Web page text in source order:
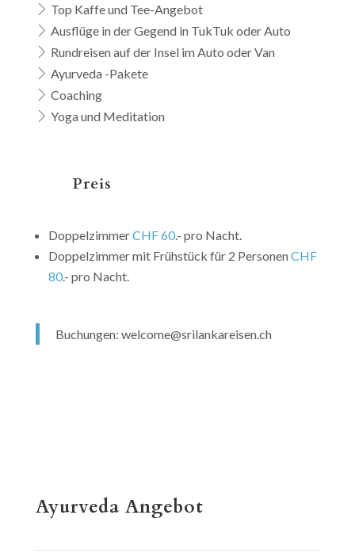
Top Kaffe und Tee-Angebot
Ausflüge in der Gegend in TukTuk oder Auto
Rundreisen auf der Insel im Auto oder Van
Ayurveda -Pakete
Coaching
Yoga und Meditation
Preis
DoppelzimmerCHF 60.- pro Nacht.
Doppelzimmer mit Frühstück für 2 PersonenCHF
80.- pro Nacht.
Buchungen: welcome@srilankareisen.ch
Ayurveda Angebot